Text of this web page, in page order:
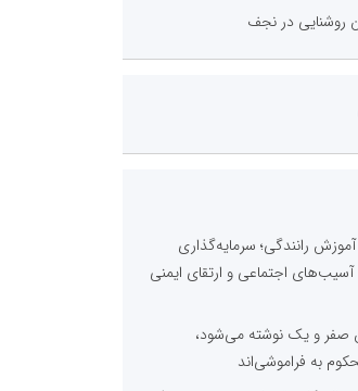
روشنایی در نجف
رانندگی؛ سرمایه‌گذاری
اجتماعی و ارتقای ایمنی
صفر و یک نوشته می‌شود،
به فراموشی‌اند